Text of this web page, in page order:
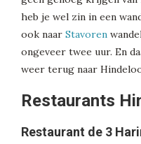
heb je wel zin in een
ook naar Stavoren
ongeveer twee uur. En
weer terug naar
Restaurants
Restaurant de 3